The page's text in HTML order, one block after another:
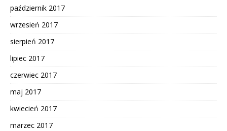
październik 2017
wrzesień 2017
sierpień 2017
lipiec 2017
czerwiec 2017
maj 2017
kwiecień 2017
marzec 2017